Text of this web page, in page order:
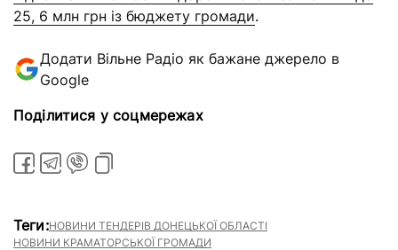
25, 6 млн грн із бюджету громади.
Додати Вільне Радіо як бажане джерело в
Google
Поділитися у соцмережах
Теги:НОВИНИ ТЕНДЕРІВ ДОНЕЦЬКОЇ ОБЛАСТІ
НОВИНИ КРАМАТОРСЬКОЇ ГРОМАДИ